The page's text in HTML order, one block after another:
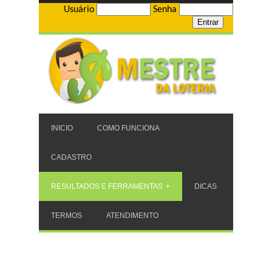
Usuário Senha
INICIO COMO FUNCIONA
CADASTRO
RESULTADOS E FERRAMENTAS DICAS
TERMOS ATENDIMENTO